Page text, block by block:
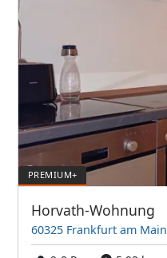
Horvath-Wohnung
60325 Frankfurt am Main